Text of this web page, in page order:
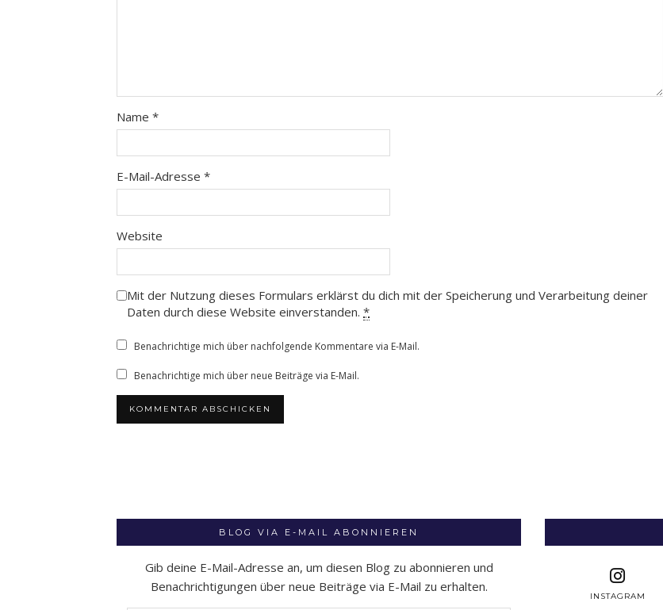
Name *
E-Mail-Adresse *
Website
Mit der Nutzung dieses Formulars erklärst du dich mit der Speicherung und Verarbeitung deiner
Daten durch diese Website einverstanden. *
Benachrichtige mich über nachfolgende Kommentare via E-Mail.
Benachrichtige mich über neue Beiträge via E-Mail.
BLOG VIA E-MAIL ABONNIEREN
Gib deine E-Mail-Adresse an, um diesen Blog zu abonnieren und
Benachrichtigungen über neue Beiträge via E-Mail zu erhalten.
INSTAGRAM